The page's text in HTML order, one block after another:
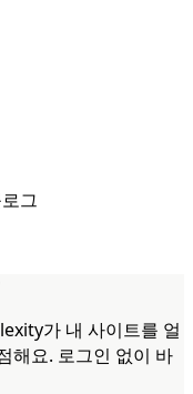
그
가 내 사이트를 얼
해요. 로그인 없이 바